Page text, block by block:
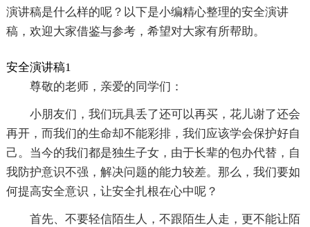
演讲稿是什么样的呢？以下是小编精心整理的安全演讲
稿，欢迎大家借鉴与参考，希望对大家有所帮助。
安全演讲稿1
尊敬的老师，亲爱的同学们：
小朋友们，我们玩具丢了还可以再买，花儿谢了还会
再开，而我们的生命却不能彩排，我们应该学会保护好自
己。当今的我们都是独生子女，由于长辈的包办代替，自
我防护意识不强，解决问题的能力较差。那么，我们要如
何提高安全意识，让安全扎根在心中呢？
首先、不要轻信陌生人，不跟陌生人走，更不能让陌